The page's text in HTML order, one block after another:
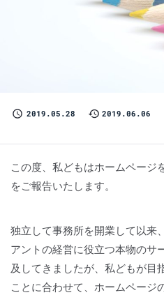
2019.05.28 2019.06.06
この度、私どもはホームページ
をご報告いたします。
独立して事務所を開業して以来
アントの経営に役立つ本物のサ
及してきましたが、私どもが目
ことに合わせて、ホームページ